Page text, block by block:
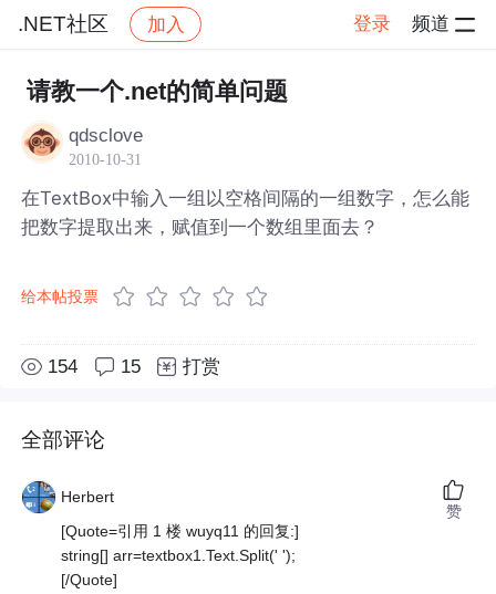
.NET社区 加入 登录 频道
社区 .NET社区 帖子详情
请教一个.net的简单问题
qdsclove
2010-10-31
在TextBox中输入一组以空格间隔的一组数字，怎么能
把数字提取出来，赋值到一个数组里面去？
给本帖投票
154 15 打赏
全部评论
Herbert
[Quote=引用 1 楼 wuyq11 的回复:]
string[] arr=textbox1.Text.Split(' ');
[/Quote]
赞